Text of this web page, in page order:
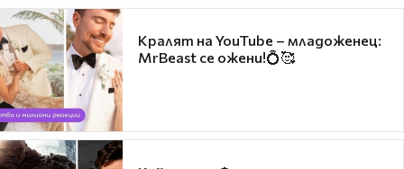
Кралят на YouTube – младоженец:
MrBeast се ожени!💍🥰